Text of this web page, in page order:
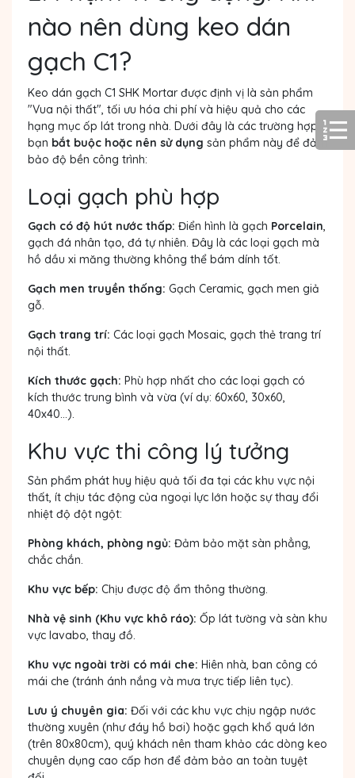
nào nên dùng keo dán
gạch C1?
Keo dán gạch C1 SHK Mortar được định vị là sản phẩm
"Vua nội thất", tối ưu hóa chi phí và hiệu quả cho các
hạng mục ốp lát trong nhà. Dưới đây là các trường hợp
bạn bắt buộc hoặc nên sử dụng sản phẩm này để đảm
bảo độ bền công trình:
Loại gạch phù hợp
Gạch có độ hút nước thấp: Điển hình là gạch Porcelain,
gạch đá nhân tạo, đá tự nhiên. Đây là các loại gạch mà
hồ dầu xi măng thường không thể bám dính tốt.
Gạch men truyền thống: Gạch Ceramic, gạch men giả
gỗ.
Gạch trang trí: Các loại gạch Mosaic, gạch thẻ trang trí
nội thất.
Kích thước gạch: Phù hợp nhất cho các loại gạch có
kích thước trung bình và vừa (ví dụ: 60x60, 30x60,
40x40...).
Khu vực thi công lý tưởng
Sản phẩm phát huy hiệu quả tối đa tại các khu vực nội
thất, ít chịu tác động của ngoại lực lớn hoặc sự thay đổi
nhiệt độ đột ngột:
Phòng khách, phòng ngủ: Đảm bảo mặt sàn phẳng,
chắc chắn.
Khu vực bếp: Chịu được độ ẩm thông thường.
Nhà vệ sinh (Khu vực khô ráo): Ốp lát tường và sàn khu
vực lavabo, thay đồ.
Khu vực ngoài trời có mái che: Hiên nhà, ban công có
mái che (tránh ánh nắng và mưa trực tiếp liên tục).
Lưu ý chuyên gia: Đối với các khu vực chịu ngập nước
thường xuyên (như đáy hồ bơi) hoặc gạch khổ quá lớn
(trên 80x80cm), quý khách nên tham khảo các dòng keo
chuyên dụng cao cấp hơn để đảm bảo an toàn tuyệt